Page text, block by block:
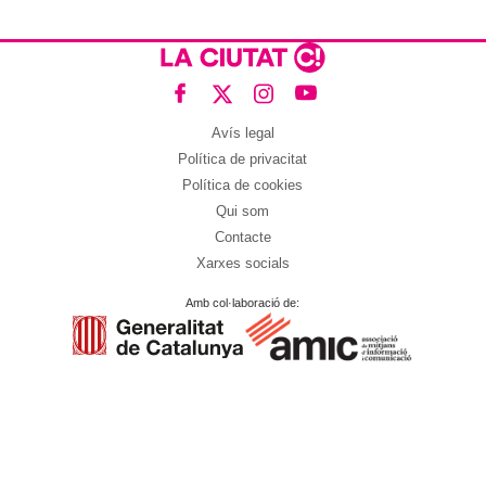
Avís legal
Política de privacitat
Política de cookies
Qui som
Contacte
Xarxes socials
Amb col·laboració de: